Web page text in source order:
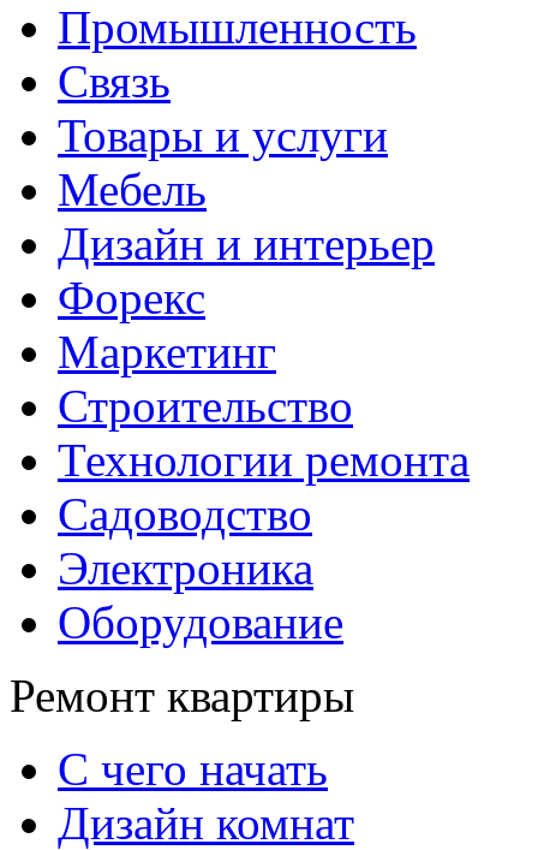
Промышленность
Связь
Товары и услуги
Мебель
Дизайн и интерьер
Форекс
Маркетинг
Строительство
Технологии ремонта
Садоводство
Электроника
Оборудование
Ремонт квартиры
С чего начать
Дизайн комнат